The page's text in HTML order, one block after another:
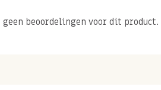
geen beoordelingen voor dit product.